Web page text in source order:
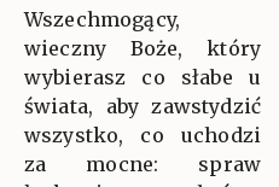
Wszechmogący,
wieczny Boże, który
wybierasz co słabe u
świata, aby zawstydzić
wszystko, co uchodzi
za mocne: spraw